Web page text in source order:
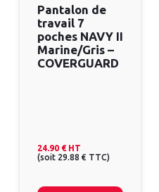
Pantalon de
travail 7
poches NAVY II
Marine/Gris –
COVERGUARD
24.90 € HT
(soit 29.88 € TTC)